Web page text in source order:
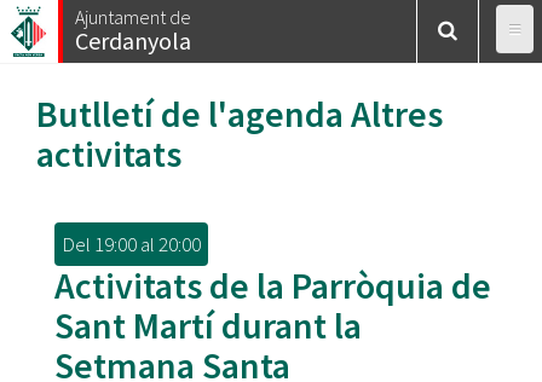
Vés
al
Ajuntament de
Cerdanyola
Butlletí de l'agenda Altres
activitats
Del 19:00al20:00
Activitats de la Parròquia de
Sant Martí durant la
Setmana Santa